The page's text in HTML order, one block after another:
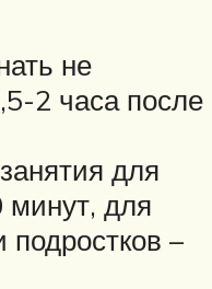
не
2 часа после
для
для
–